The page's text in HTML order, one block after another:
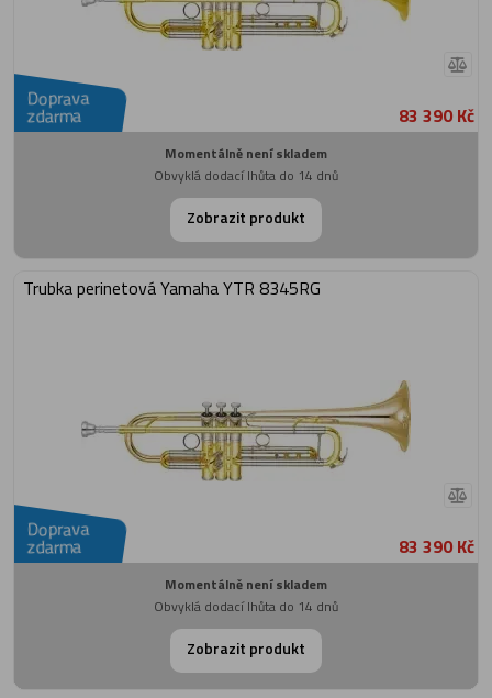
Doprava
zdarma 83 390 Kč
Momentálně není skladem
Obvyklá dodací lhůta do 14 dnů
Zobrazit produkt
Trubka perinetová Yamaha YTR 8345RG
Doprava
zdarma 83 390 Kč
Momentálně není skladem
Obvyklá dodací lhůta do 14 dnů
Zobrazit produkt